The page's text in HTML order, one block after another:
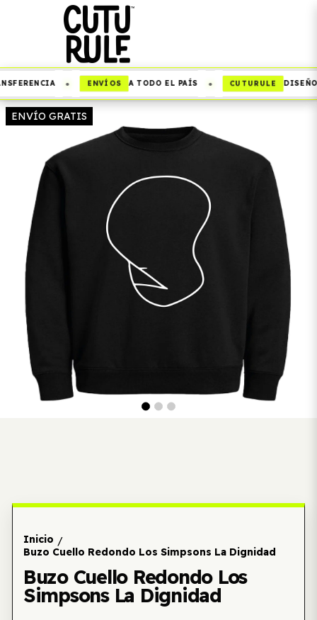
ENVÍOS A TODO EL PAÍS CUTURULE
ENVÍO GRATIS
Inicio /
Buzo Cuello Redondo Los Simpsons La Dignidad
Buzo Cuello Redondo Los
Simpsons La Dignidad